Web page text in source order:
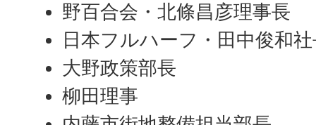
野百合会・北條昌彦理事長
日本フルハーフ・田中俊和
大野政策部長
柳田理事